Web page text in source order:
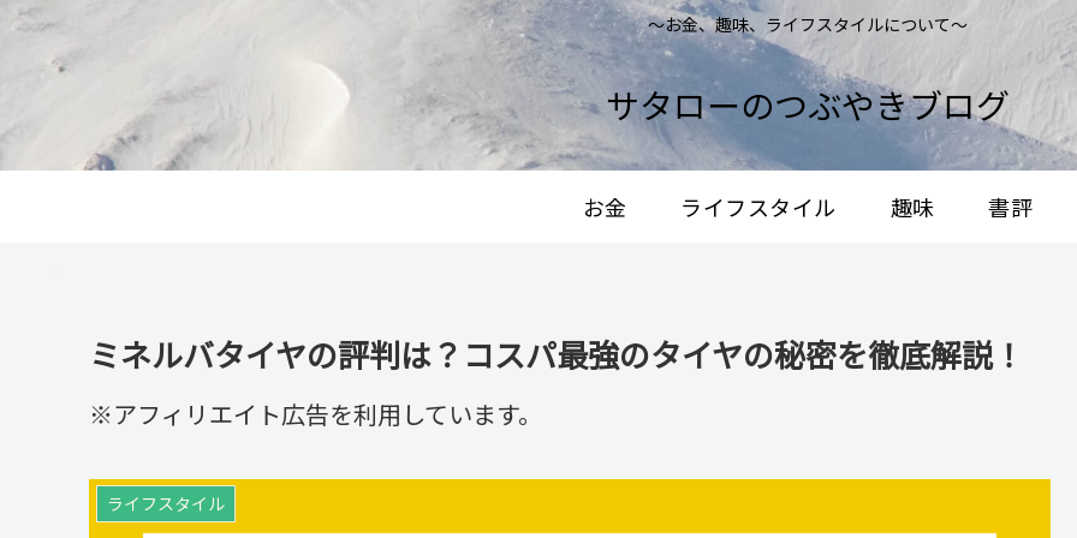
～お金、趣味、ライフスタイルについて～
サタローのつぶやきブログ
お金 ライフスタイル 趣味 書評
ミネルバタイヤの評判は？コスパ最強のタイヤの秘密を徹底解説！
※アフィリエイト広告を利用しています。
ライフスタイル